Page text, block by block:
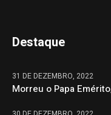
Destaque
31 DE DEZEMBRO, 2022
Morreu o Papa